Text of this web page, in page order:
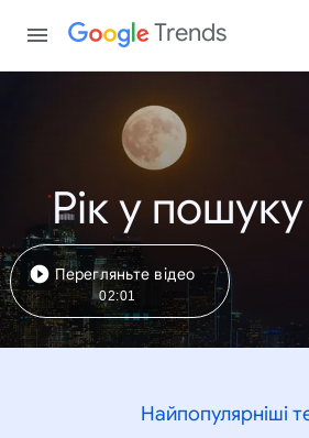
Trends
Рік у
Перегляньте відео
02:01
Найпопулярніші